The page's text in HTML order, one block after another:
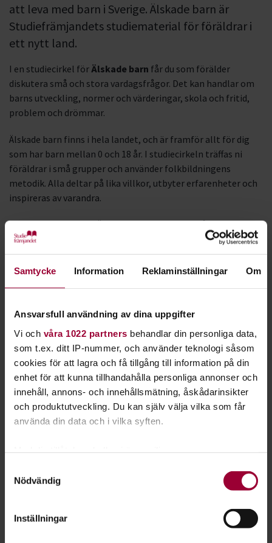
Samtycke Information Reklaminställningar Om
Ansvarsfull användning av dina uppgifter
Vi och våra 1022 partners behandlar din personliga data,
som t.ex. ditt IP-nummer, och använder teknologi såsom
cookies för att lagra och få tillgång till information på din
enhet för att kunna tillhandahålla personliga annonser och
innehåll, annons- och innehållsmätning, åskådarinsikter
och produktutveckling. Du kan själv välja vilka som får
använda din data och i vilka syften.
som kan ha en noggrannhet på upp till flera meter
Nödvändig
Inställningar
att leva med barn i Sverige. Älskade barn är
Studiefrämjandets studiematerial för föräldrar i
ett nytt land.
I en studiecirkel förÄlskade barn får du som förälder
diskutera små och stora vardagsfrågor. Det kan handlar om
barns utveckling, normer och värderingar, skola och fritid,
problem och drömmar.
Älskade barn finns i hela landet, och är framför allt för dig
som har barn mellan 0 och 18 år. I studiecirkeln träffas ni
föräldrar i små grupper och använder folkbildningens
metodik. Alla deltar på lika villkor, utbyter erfarenheter och
inspireras av varandra.
Studiematerialet för Älskade barn är baserat påFN:s
barnkonvention
. Frågeställningarna i studiecirklarna finns
översatta till somaliska och arabiska.
asylsökande. Frågeställningarna i dessa studiecirklar är
översatta till dari, tigrinja, arabiska och engelska.
Vi har också tre fördjupningscirklar som handlar om att
vänta och föda barn i Sverige. Där pratar vi också om barn
med särskilda behov samt hur vi i Sverige ser på flickor och
Följ med till Älskade barn i Enköping